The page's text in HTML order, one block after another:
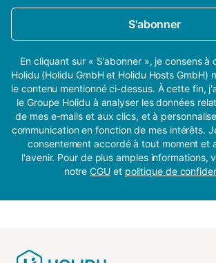
S'abonner
En cliquant sur « S'abonner », je consens à
Holidu (Holidu GmbH et Holidu Hosts GmbH)
le contenu mentionné ci-dessus. À cette fin,
le Groupe Holidu à analyser les données
de mes e-mails et aux clics, et à
communication en fonction de mes intérêts.
consentement accordé à tout moment et
l'avenir. Pour de plus amples informations,
notreCGU et politique de